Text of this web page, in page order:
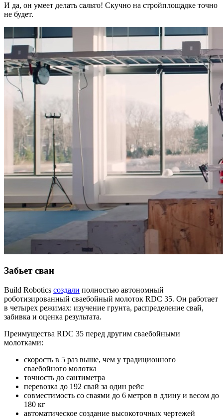
И да, он умеет делать сальто! Скучно на стройплощадке точно
не будет.
Забьет сваи
Build Robotics создали полностью автономный
роботизированный сваебойный молоток RDC 35. Он работает
в четырех режимах: изучение грунта, распределение свай,
забивка и оценка результата.
Преимущества RDC 35 перед другим сваебойными
молотками:
скорость в 5 раз выше, чем у традиционного
сваебойного молотка
точность до сантиметра
перевозка до 192 свай за один рейс
совместимость со сваями до 6 метров в длину и весом до
180 кг
автоматическое создание высокоточных чертежей